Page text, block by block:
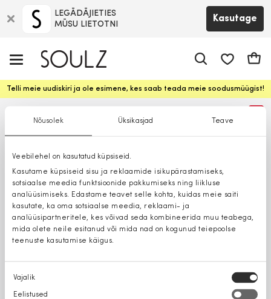
Nõusolek Üksikasjad Teave
Veebilehel on kasutatud küpsiseid.
Kasutame küpsiseid sisu ja reklaamide isikupärastamiseks,
sotsiaalse meedia funktsioonide pakkumiseks ning liikluse
analüüsimiseks. Edastame teavet selle kohta, kuidas meie saiti
kasutate, ka oma sotsiaalse meedia, reklaami- ja
analüüsipartneritele, kes võivad seda kombineerida muu teabega,
mida olete neile esitanud või mida nad on kogunud teiepoolse
teenuste kasutamise käigus.
Nõusoleku
valik
Vajalik
Eelistused
LEGĀDĀJIETIES
MŪSU LIETOTNI
Kasutage
Telli meie uudiskiri ja ole esimene, kes saab teada meie soodusmüügist!